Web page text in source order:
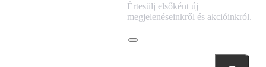
Értesülj elsőként új
megjelenéseinkről és akcióinkról.